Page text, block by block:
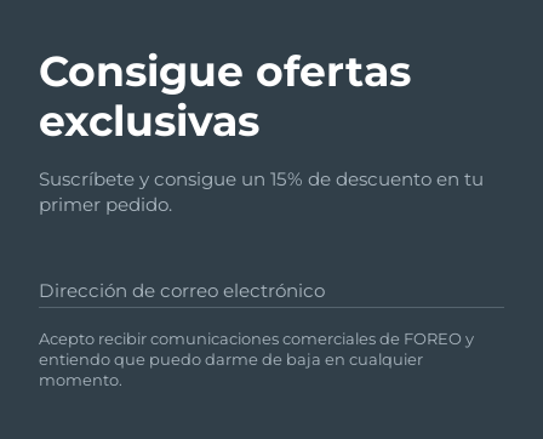
Consigue ofertas
exclusivas
Suscríbete y consigue un 15% de descuento en tu
primer pedido.
Dirección de correo electrónico
Acepto recibir comunicaciones comerciales de FOREO y
entiendo que puedo darme de baja en cualquier
momento.